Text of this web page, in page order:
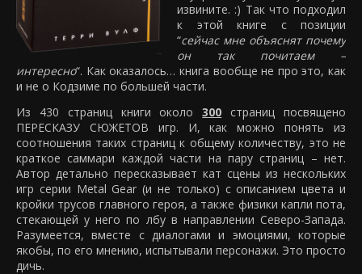
извините. :) Так что подходил
к этой книге с позиции
“сейчас мне объяснят почему
он так почитаем –
интересно“. Как оказалось… книга вообще не про это, как
и не о Кодзиме по большей части.
Из 430 страниц книги около300 страниц посвящено
ПЕРЕСКАЗУ СЮЖЕТОВ игр. И, как можно понять из
соотношения таких страниц к общему количеству, это не
краткое саммари каждой части на пару страниц – нет.
Автор детально пересказывает кат сцены из нескольких
игр серии Metal Gear (и не только) с описанием цвета и
кройки трусов главного героя, а также физики капли пота,
стекающей у него по лбу в направлении Северо-Запада.
Разумеется, вместе с диалогами и эмоциями, которые
якобы, по его мнению, испытывали персонажи. Это просто
дичь.